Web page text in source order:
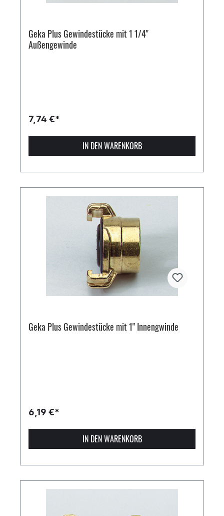
Geka Plus Gewindestücke mit 1 1/4"
Außengewinde
7,74 €*
IN DEN WARENKORB
Geka Plus Gewindestücke mit 1" Innengwinde
6,19 €*
IN DEN WARENKORB